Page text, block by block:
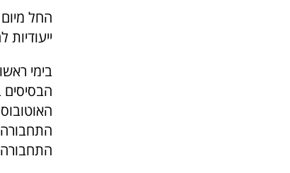
בימי
התחבורה
התחבורה